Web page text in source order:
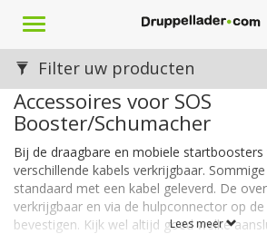
Toggle
Accessoires voor SOS
Booster/Schumacher
Bij de draagbare en mobiele startboosters
verschillende kabels verkrijgbaar.
standaard met een kabel geleverd. De
verkrijgbaar en via de hulpconnector op
bevestigen. Kijk wel altijd goed welke
Lees meer
Filter uw producten